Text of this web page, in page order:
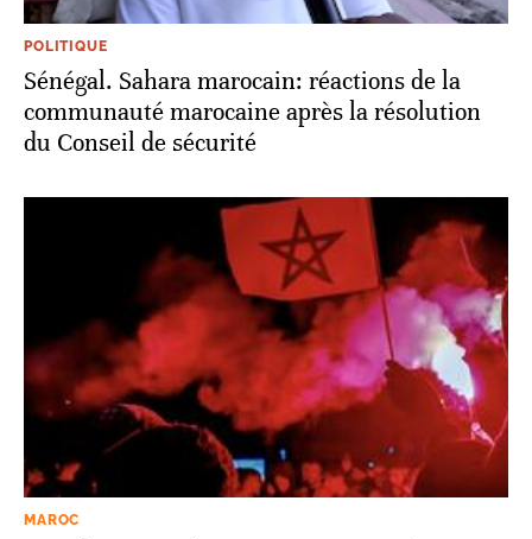
POLITIQUE
Sénégal. Sahara marocain: réactions de la
communauté marocaine après la résolution
du Conseil de sécurité
MAROC